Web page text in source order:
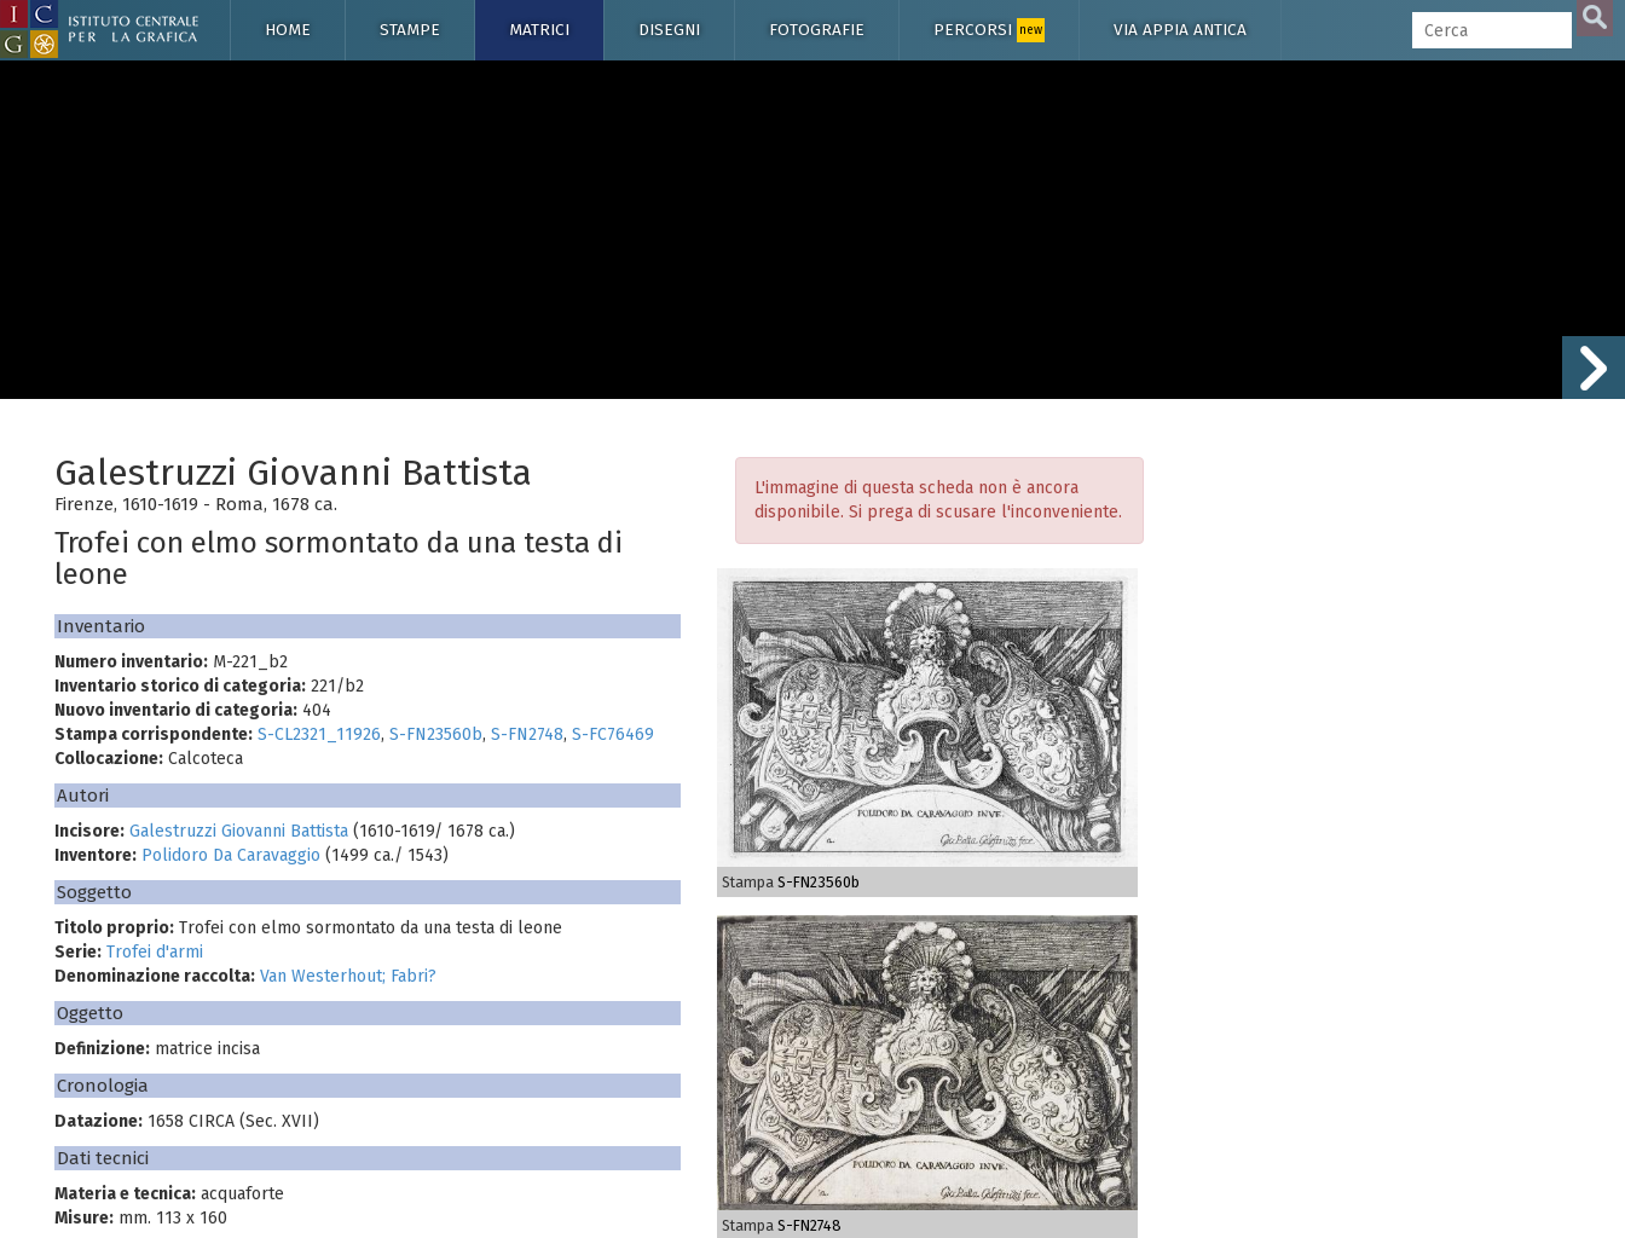
HOME STAMPE MATRICI DISEGNI FOTOGRAFIE PERCORSI new VIA APPIA ANTICA
Galestruzzi Giovanni Battista
Firenze, 1610-1619 - Roma, 1678 ca.
Trofei con elmo sormontato da una testa di
leone
Inventario
Numero inventario: M-221_b2
Inventario storico di categoria: 221/b2
Nuovo inventario di categoria: 404
Stampa corrispondente: S-CL2321_11926, S-FN23560b, S-FN2748, S-FC76469
Collocazione: Calcoteca
Autori
Incisore: Galestruzzi Giovanni Battista (1610-1619/ 1678 ca.)
Inventore: Polidoro Da Caravaggio (1499 ca./ 1543)
Soggetto
Titolo proprio: Trofei con elmo sormontato da una testa di leone
Serie: Trofei d'armi
Denominazione raccolta: Van Westerhout; Fabri?
Oggetto
Definizione: matrice incisa
Cronologia
Datazione: 1658 CIRCA (Sec. XVII)
Dati tecnici
Materia e tecnica: acquaforte
Misure: mm. 113 x 160
L'immagine di questa scheda non è ancora
disponibile. Si prega di scusare l'inconveniente.
Stampa S-FN23560b
Stampa S-FN2748